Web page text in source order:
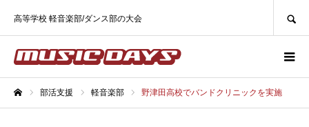
高等学校 軽音楽部/ダンス部の大会
部活支援 軽音楽部 野津田高校でバンドクリニックを実施